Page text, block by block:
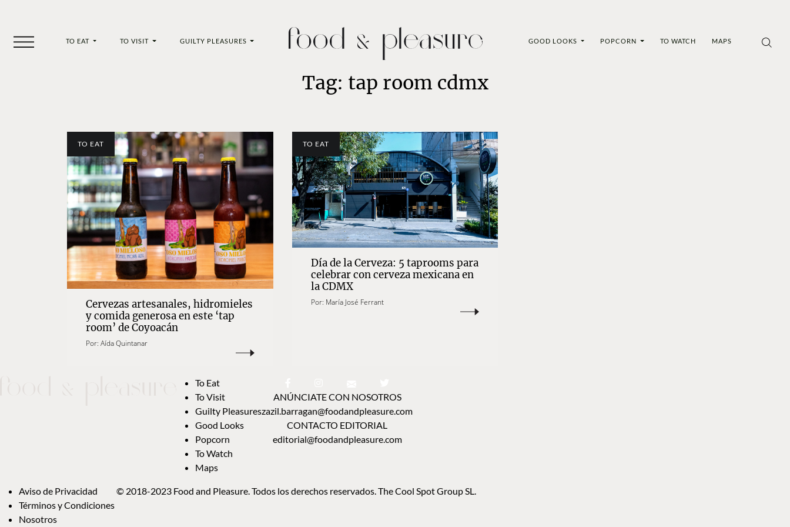
TO EAT TO VISIT GUILTY PLEASURES GOOD LOOKS POPCORN TO WATCH MAPS
Tag: tap room cdmx
TO EAT
Cervezas artesanales, hidromieles
y comida generosa en este ‘tap
room’ de Coyoacán
Por: Aída Quintanar
TO EAT
Día de la Cerveza: 5 taprooms para
celebrar con cerveza mexicana en
la CDMX
Por: María José Ferrant
To Eat
To Visit
Guilty Pleasures
Good Looks
Popcorn
To Watch
Maps
ANÚNCIATE CON NOSOTROS
zazil.barragan@foodandpleasure.com
CONTACTO EDITORIAL
editorial@foodandpleasure.com
Aviso de Privacidad
Términos y Condiciones
Nosotros
© 2018-2023 Food and Pleasure. Todos los derechos reservados. The Cool Spot Group SL.